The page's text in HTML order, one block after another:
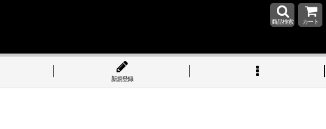
商品検索 カート
新規登録